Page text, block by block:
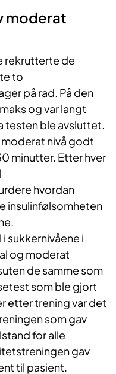
moderat
rekrutterte de
to
på rad. På den
og var langt
testen ble avsluttet.
nivå godt
minutter. Etter hver
hvordan
insulinfølsomheten
sukkernivåene i
og moderat
de samme som
som ble gjort
etter trening var det
som gav
for alle
gav
til pasient.